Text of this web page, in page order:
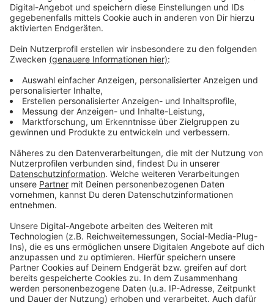
Grad Ziel leisten kann.
Anzeige
Weitere Links und Infos zum Thema
Anzeige
Weitere Infos von Friday for Future Düsseldorf
Am 3. März 2023 findet weltweit der nächste
globale Klimastreik von Fridays for Future statt
Anzeige
Anzeige